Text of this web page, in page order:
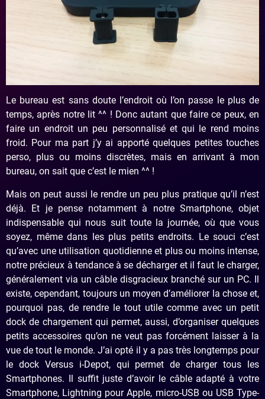
Le bureau est sans doute l’endroit où l’on passe le plus de
temps, après notre lit ^^ ! Donc autant que faire ce peux, en
faire un endroit un peu personnalisé et qui le rend moins
froid. Pour ma part j’y ai apporté quelques petites touches
perso, plus ou moins discrètes, mais en arrivant à mon
bureau, on sait que c’est le mien ^^ !
Mais on peut aussi le rendre un peu plus pratique qu’il n’est
déjà. Et je pense notamment à notre Smartphone, objet
indispensable qui nous suit toute la journée, où que vous
soyez, même dans les plus petits endroits. Le souci c’est
qu’avec une utilisation quotidienne et plus ou moins intense,
notre précieux à tendance à se décharger et il faut le charger,
généralement via un câble disgracieux branché sur un PC. Il
existe, cependant, toujours un moyen d’améliorer la chose et,
pourquoi pas, de rendre le tout utile comme avec un petit
dock de chargement qui permet, aussi, d’organiser quelques
petits accessoires qu’on ne veut pas forcément laisser à la
vue de tout le monde. J’ai opté il y a pas très longtemps pour
le dock Versus i-Depot, qui permet de charger tous les
Smartphones. Il suffit juste d’avoir le câble adapté à votre
Smartphone, Lightning pour Apple, micro-USB ou USB Type-